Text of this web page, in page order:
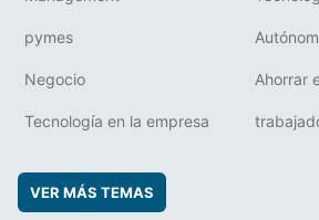
pymes
Negocio Ahorrar
Tecnología en la empresa
VER MÁS TEMAS